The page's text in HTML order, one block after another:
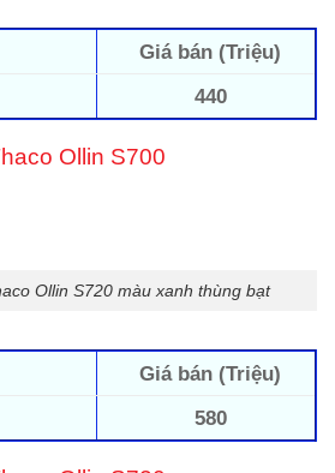
Giá bán (Triệu)
440
Ollin S700
Ollin S720 màu xanh thùng bạt
Giá bán (Triệu)
580